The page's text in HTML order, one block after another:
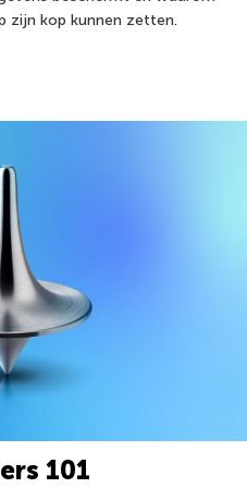
zijn kop kunnen zetten.
101